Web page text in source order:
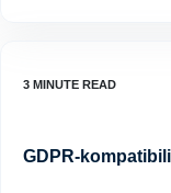
GDPR-